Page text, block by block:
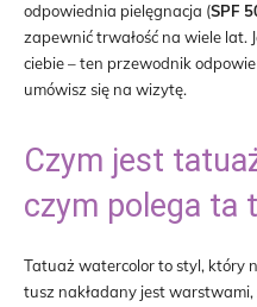
odpowiednia pielęgnacja (SPF
zapewnić trwałość na wiele lat.
ciebie – ten przewodnik
umówisz się na wizytę.
Czym jest
czym polega ta
Tatuaż watercolor to styl, który
tusz nakładany jest